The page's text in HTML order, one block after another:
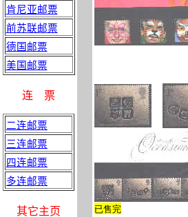
肯尼亚邮票
前苏联邮票
德国邮票
美国邮票
连 票
二连邮票
三连邮票
四连邮票
多连邮票
其它主页 已售完